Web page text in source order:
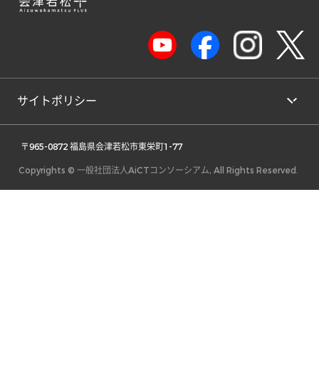
サイトポリシー
〒965-0872 福島県会津若松市東栄町1-77
Copyrights © 一般社団法人AiCTコンソーシアム, All Rights Reserved.